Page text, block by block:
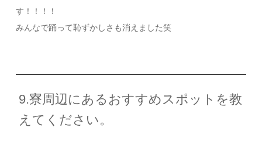
す！！！！
みんなで踊って恥ずかしさも消えました笑
9.寮周辺にあるおすすめスポットを教
えてください。